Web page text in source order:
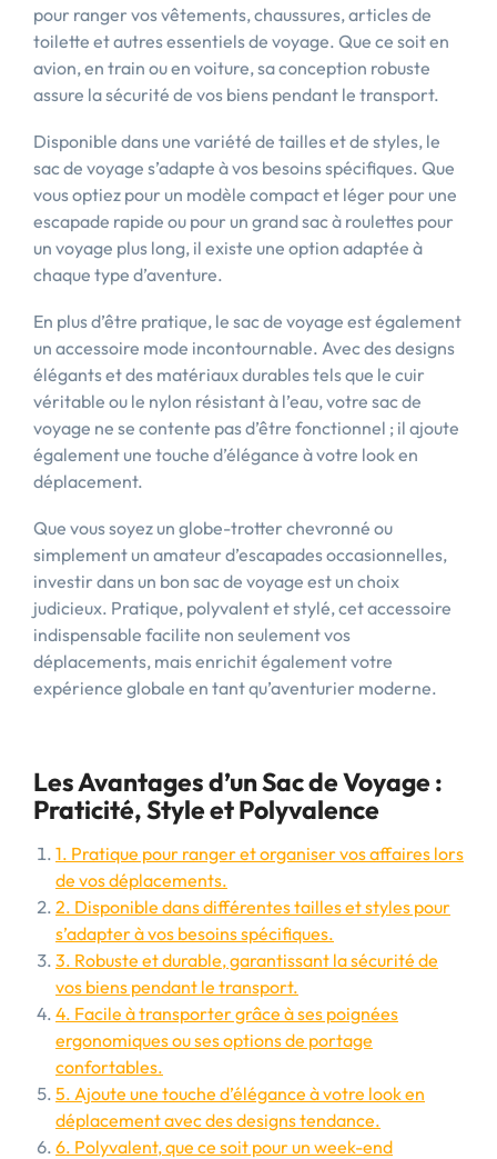
pour ranger vos vêtements, chaussures, articles de
toilette et autres essentiels de voyage. Que ce soit en
avion, en train ou en voiture, sa conception robuste
assure la sécurité de vos biens pendant le transport.
Disponible dans une variété de tailles et de styles, le
sac de voyage s’adapte à vos besoins spécifiques. Que
vous optiez pour un modèle compact et léger pour une
escapade rapide ou pour un grand sac à roulettes pour
un voyage plus long, il existe une option adaptée à
chaque type d’aventure.
En plus d’être pratique, le sac de voyage est également
un accessoire mode incontournable. Avec des designs
élégants et des matériaux durables tels que le cuir
véritable ou le nylon résistant à l’eau, votre sac de
voyage ne se contente pas d’être fonctionnel ; il ajoute
également une touche d’élégance à votre look en
déplacement.
Que vous soyez un globe-trotter chevronné ou
simplement un amateur d’escapades occasionnelles,
investir dans un bon sac de voyage est un choix
judicieux. Pratique, polyvalent et stylé, cet accessoire
indispensable facilite non seulement vos
déplacements, mais enrichit également votre
expérience globale en tant qu’aventurier moderne.
Les Avantages d’un Sac de Voyage :
Praticité, Style et Polyvalence
1. Pratique pour ranger et organiser vos affaires lors
de vos déplacements.
2. Disponible dans différentes tailles et styles pour
s’adapter à vos besoins spécifiques.
3. Robuste et durable, garantissant la sécurité de
vos biens pendant le transport.
4. Facile à transporter grâce à ses poignées
ergonomiques ou ses options de portage
confortables.
5. Ajoute une touche d’élégance à votre look en
déplacement avec des designs tendance.
6. Polyvalent, que ce soit pour un week-end